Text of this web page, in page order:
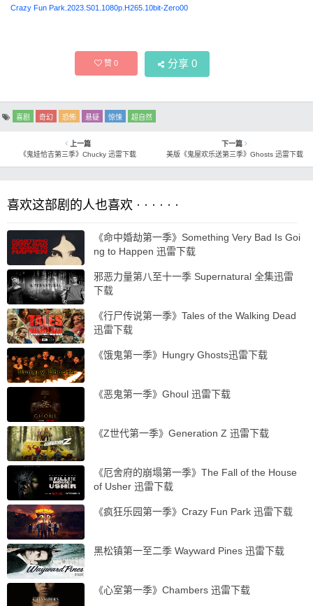
Crazy Fun Park.2023.S01.1080p.H265.10bit-Zero00
赞0 分享 0
喜剧 奇幻 恐怖 悬疑 惊悚 超自然
上一篇
《鬼娃恰吉第三季》Chucky 迅雷下载
下一篇
美版《鬼屋欢乐送第三季》Ghosts 迅雷下载
喜欢这部剧的人也喜欢 · · · · · ·
《命中婚劫第一季》Something Very Bad Is Goi
ng to Happen 迅雷下载
邪恶力量第八至十一季 Supernatural 全集迅雷
下载
《行尸传说第一季》Tales of the Walking Dead
迅雷下载
《饿鬼第一季》Hungry Ghosts迅雷下载
《恶鬼第一季》Ghoul 迅雷下载
《Z世代第一季》Generation Z 迅雷下载
《厄舍府的崩塌第一季》The Fall of the House
of Usher 迅雷下载
《疯狂乐园第一季》Crazy Fun Park 迅雷下载
黑松镇第一至二季 Wayward Pines 迅雷下载
《心室第一季》Chambers 迅雷下载